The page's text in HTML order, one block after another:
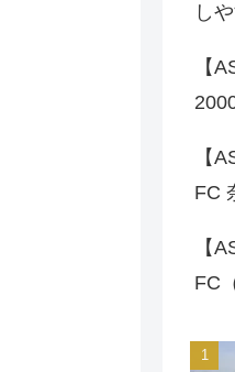
し
【
【
FC
【
FC